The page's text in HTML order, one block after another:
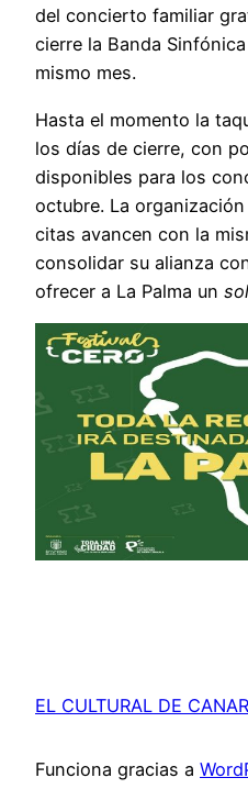
del concierto familiar
cierre la Banda
mismo mes.
Hasta el momento la
los días de cierre, con
disponibles para los
octubre. La
citas avancen con la
consolidar su alianza
ofrecer a La Palma un
EL CULTURAL DE
Funciona gracias a